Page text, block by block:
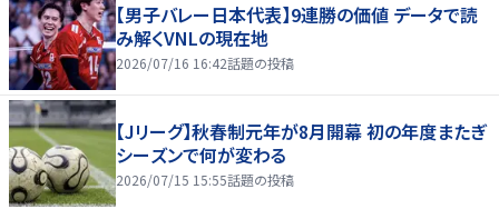
【男子バレー日本代表】9連勝の価値 データで読
み解くVNLの現在地
2026/07/16 16:42話題の投稿
【Jリーグ】秋春制元年が8月開幕 初の年度またぎ
シーズンで何が変わる
2026/07/15 15:55話題の投稿